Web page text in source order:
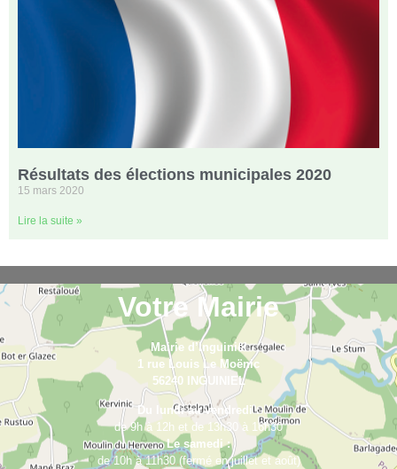
Résultats des élections municipales 2020
15 mars 2020
Lire la suite »
Votre Mairie
Mairie d’Inguiniel
1 rue Louis Le Moënic
56240 INGUINIEL
Du lundi au vendredi :
de 9h à 12h et de 13h30 à 16h30
Le samedi :
de 10h à 11h30 (fermé en juillet et août)